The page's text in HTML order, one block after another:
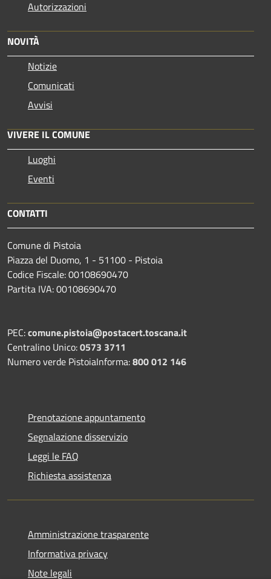
Autorizzazioni
NOVITÀ
Notizie
Comunicati
Avvisi
VIVERE IL COMUNE
Luoghi
Eventi
CONTATTI
Comune di Pistoia
Piazza del Duomo, 1 - 51100 - Pistoia
Codice Fiscale: 00108690470
Partita IVA: 00108690470
PEC:comune.pistoia@postacert.toscana.it
Centralino Unico:0573 3711
Numero verde PistoiaInforma:800 012 146
Prenotazione appuntamento
Segnalazione disservizio
Leggi le FAQ
Richiesta assistenza
Amministrazione trasparente
Informativa privacy
Note legali